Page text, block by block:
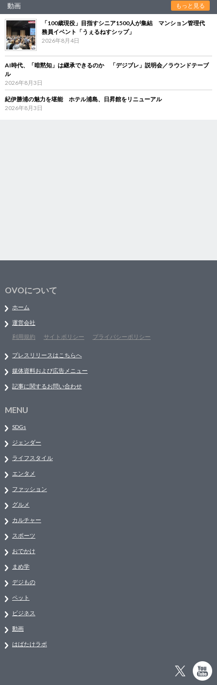
動画 もっと見る
「100歳現役」目指すシニア1500人が集結 マンション管理代
務員イベント「うぇるねすシップ」
2026年8月4日
AI時代、「暗黙知」は継承できるのか 「デジブレ」説明会／ラウンドテーブ
ル
2026年8月3日
紀伊勝浦の魅力を堪能 ホテル浦島、日昇館をリニューアル
2026年8月3日
OVOについて
ホーム
運営会社
利用規約
サイトポリシー プライバシーポリシー
プレスリリースはこちらへ
媒体資料および広告メニュー
記事に関するお問い合わせ
MENU
SDGs
ジェンダー
ライフスタイル
エンタメ
ファッション
グルメ
カルチャー
スポーツ
おでかけ
まめ学
デジもの
ペット
ビジネス
動画
はばたけラボ